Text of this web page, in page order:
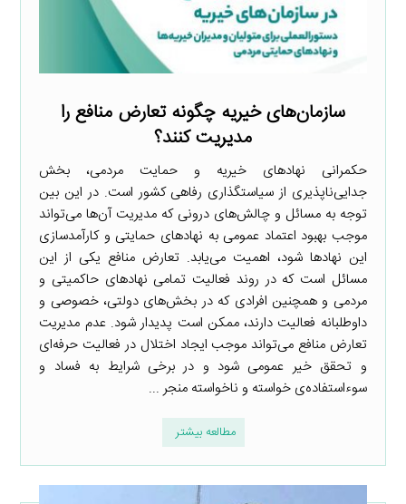
سازمان‌های خیریه چگونه تعارض منافع را
مدیریت کنند؟
حکمرانی نهادهای خیریه و حمایت مردمی، بخش
جدایی‌ناپذیری از سیاستگذاری رفاهی کشور است. در این بین
توجه به مسائل و چالش‌های درونی که مدیریت آن‌ها می‌تواند
موجب بهبود اعتماد عمومی به نهادهای حمایتی و کارآمدسازی
این نهادها شود، اهمیت می‌یابد. تعارض منافع یکی از این
مسائل است که در روند فعالیت تمامی نهادهای حاکمیتی و
مردمی و همچنین افرادی که در بخش‌های دولتی، خصوصی و
داوطلبانه فعالیت دارند، ممکن است پدیدار شود. عدم مدیریت
تعارض منافع می‌تواند موجب ایجاد اختلال در فعالیت حرفه‌ای
و تحقق خیر عمومی شود و در برخی شرایط به فساد و
سوءاستفاده‌ی خواسته و ناخواسته منجر ...
مطالعه بیشتر